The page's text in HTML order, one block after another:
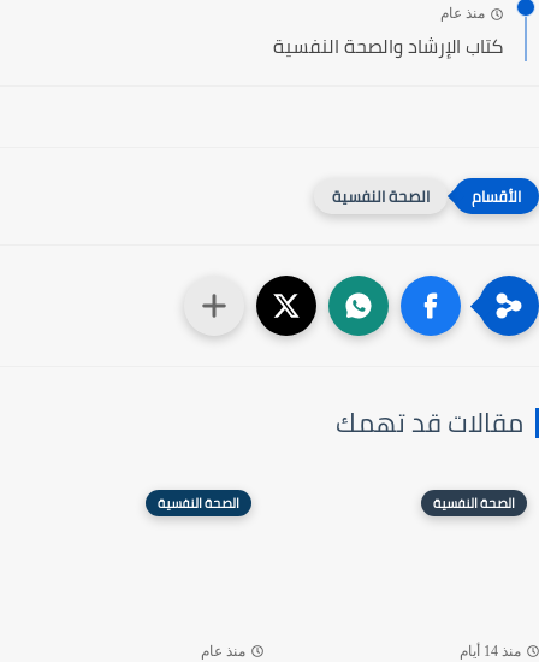
منذ عام
كتاب الإرشاد والصحة النفسية
الصحة النفسية
مقالات قد تهمك
الصحة النفسية
منذ 14 أيام
الصحة النفسية
منذ عام